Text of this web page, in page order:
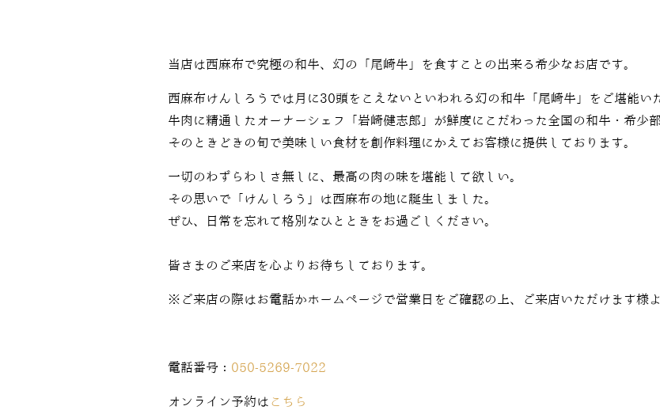
当店は西麻布で究極の和牛、幻の「尾崎牛」を食すことの出来る希少なお店です。
西麻布けんしろうでは月に30頭をこえないといわれる幻の和牛「尾崎牛」をご堪能い
牛肉に精通したオーナーシェフ「岩崎健志郎」が鮮度にこだわった全国の和牛・希少
そのときどきの旬で美味しい食材を創作料理にかえてお客様に提供しております。
一切のわずらわしさ無しに、最高の肉の味を堪能して欲しい。
その思いで「けんしろう」は西麻布の地に誕生しました。
ぜひ、日常を忘れて格別なひとときをお過ごしください。
皆さまのご来店を心よりお待ちしております。
※ご来店の際はお電話かホームページで営業日をご確認の上、ご来店いただけます様
電話番号： 050-5269-7022
オンライン予約は こちら